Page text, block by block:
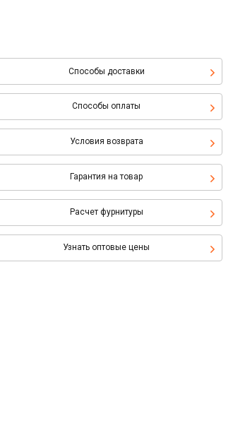
Способы доставки
Способы оплаты
Условия возврата
Гарантия на товар
Расчет фурнитуры
Узнать оптовые цены